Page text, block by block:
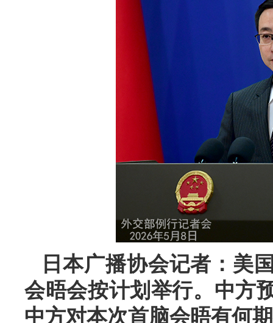
日本广播协会记者：美
会晤会按计划举行。中方
中方对本次首脑会晤有何